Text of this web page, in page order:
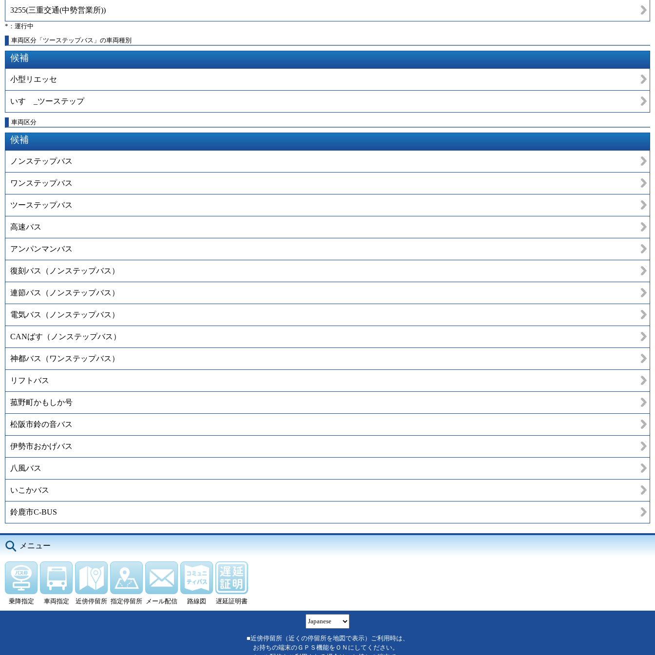
3255(三重交通(中勢営業所))
*：運行中
車両区分「ツーステップバス」の車両種別
候補
小型リエッセ
いすゞ_ツーステップ
車両区分
候補
ノンステップバス
ワンステップバス
ツーステップバス
高速バス
アンパンマンバス
復刻バス（ノンステップバス）
連節バス（ノンステップバス）
電気バス（ノンステップバス）
CANばす（ノンステップバス）
神都バス（ワンステップバス）
リフトバス
菰野町かもしか号
松阪市鈴の音バス
伊勢市おかげバス
八風バス
いこかバス
鈴鹿市C-BUS
メニュー
乗降指定 車両指定 近傍停留所 指定停留所 メール配信 路線図 遅延証明書
■近傍停留所（近くの停留所を地図で表示）ご利用時は、
お持ちの端末のＧＰＳ機能をＯＮにしてください。